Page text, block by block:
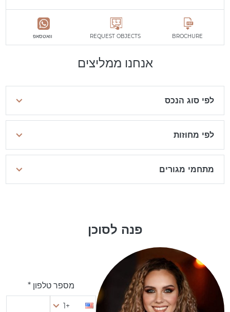
BROCHURE
REQUEST OBJECTS וואטסאפ
אנחנו ממליצים
לפי סוג הנכס
לפי מחוזות
מתחמי מגורים
פנה לסוכן
מספר טלפון *
+1